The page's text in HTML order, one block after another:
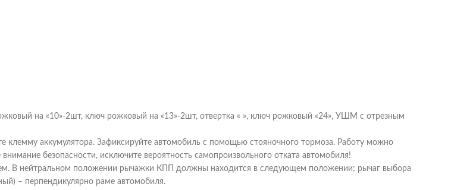
на «10»-2шт, ключ рожковый на «13»-2шт, отвертка « », ключ рожковый «24», УШМ с отрезным
клемму аккумулятора. Зафиксируйте автомобиль с помощью стояночного тормоза. Работу можно
безопасности, исключите вероятность самопроизвольного отката автомобиля!
В нейтральном положении рычажки КПП должны находится в следующем положении; рычаг выбора
– перпендикулярно раме автомобиля.